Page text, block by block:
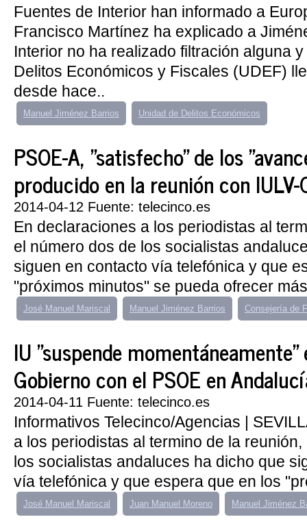
Fuentes de Interior han informado a
Francisco Martínez ha explicado a
Interior no ha realizado filtración alguna
Delitos Económicos y Fiscales (UDEF)
desde hace..
Manuel Jiménez Barrios Unidad de Delitos Económicos
PSOE-A, "satisfecho" de los
producido en la reunión con IULV-
2014-04-12 Fuente: telecinco.es
En declaraciones a los periodistas al
el número dos de los socialistas
siguen en contacto vía telefónica y que
"próximos minutos" se pueda ofrecer
José Manuel Mariscal Manuel Jiménez Barrios Consejería de
IU "suspende
Gobierno con el PSOE en
2014-04-11 Fuente: telecinco.es
Informativos Telecinco/Agencias |
a los periodistas al termino de la
los socialistas andaluces ha dicho que
vía telefónica y que espera que en los
José Manuel Mariscal Juan Manuel Moreno Manuel Jiménez